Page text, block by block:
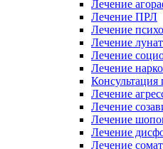
Лечение
Лечение ПРЛ
Лечение
Лечение
Лечение
Лечение
Консультация
Лечение
Лечение
Лечение
Лечение
Лечение